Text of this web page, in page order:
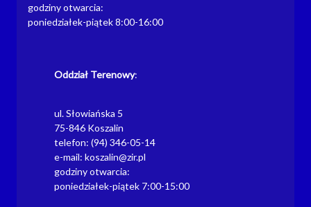
godziny otwarcia:
poniedziałek-piątek 8:00-16:00
Oddział Terenowy:
ul. Słowiańska 5
75-846 Koszalin
telefon: (94) 346-05-14
e-mail: koszalin@zir.pl
godziny otwarcia:
poniedziałek-piątek 7:00-15:00